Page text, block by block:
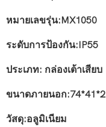
หมายเลขรุ่น:MX1050
ระดับการป้องกัน:IP55
ประเภท: กล่องเต้าเสียบ
ขนาดภายนอก:74*41*2
วัสดุ:อลูมิเนียม